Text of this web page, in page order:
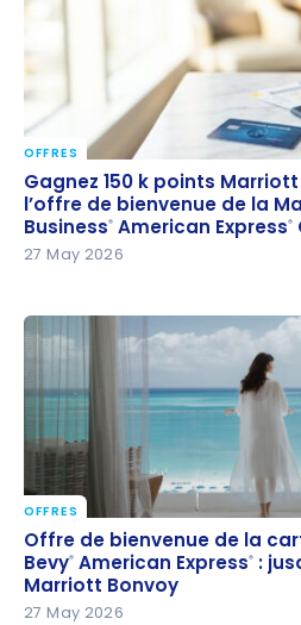
Gagnez 150 k points Marriott
de bienvenue de la Marriott
American Express® Card
OFFRES
Gagnez 150 k points
l’offre de bienvenue de la
Business® American Express®
27 May 2026
Offre de bienvenue de la
Bevy® American Express®:
Marriott Bonvoy
OFFRES
Offre de bienvenue de la
Bevy® American Express® :
Marriott Bonvoy
27 May 2026